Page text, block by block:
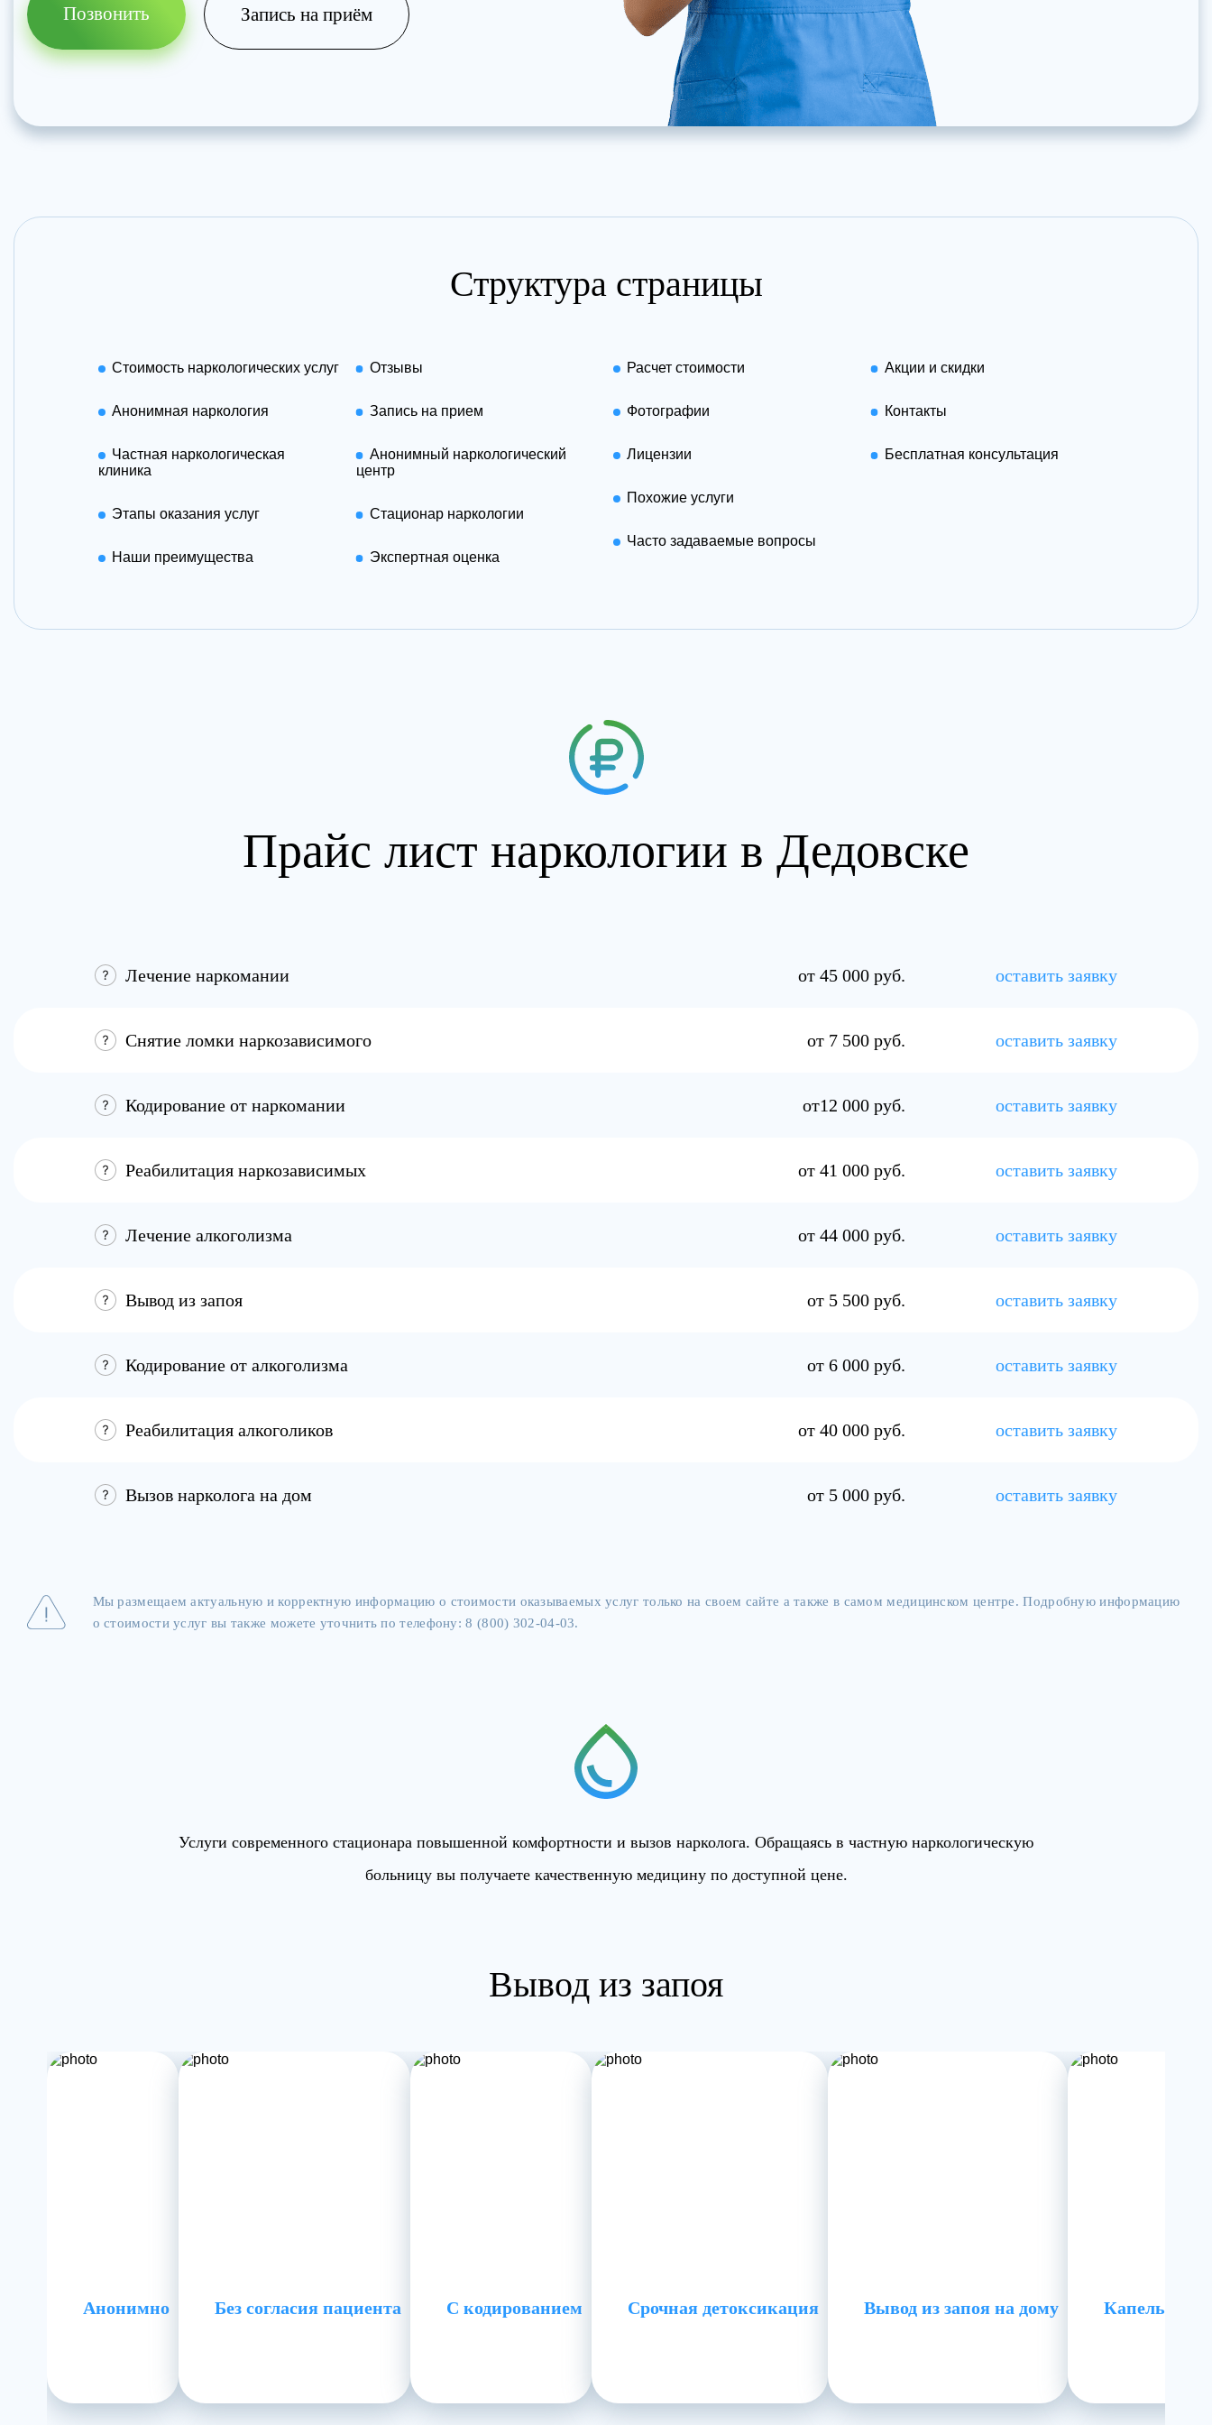
Позвонить Запись на приём
Структура страницы
Стоимость наркологических услуг
Анонимная наркология
Частная наркологическая
клиника
Этапы оказания услуг
Наши преимущества
Отзывы
Запись на прием
Анонимный наркологический
центр
Стационар наркологии
Экспертная оценка
Расчет стоимости
Фотографии
Лицензии
Похожие услуги
Часто задаваемые вопросы
Акции и скидки
Контакты
Бесплатная консультация
Прайс лист наркологии в Дедовске
Лечение наркомании от 45 000 руб. оставить заявку
Снятие ломки наркозависимого от 7 500 руб. оставить заявку
Кодирование от наркомании от12 000 руб. оставить заявку
Реабилитация наркозависимых от 41 000 руб. оставить заявку
Лечение алкоголизма от 44 000 руб. оставить заявку
Вывод из запоя от 5 500 руб. оставить заявку
Кодирование от алкоголизма от 6 000 руб. оставить заявку
Реабилитация алкоголиков от 40 000 руб. оставить заявку
Вызов нарколога на дом от 5 000 руб. оставить заявку
Мы размещаем актуальную и корректную информацию о стоимости оказываемых услуг только на своем сайте а также в самом медицинском центре. Подробную информацию
о стоимости услуг вы также можете уточнить по телефону: 8 (800) 302-04-03.
Услуги современного стационара повышенной комфортности и вызов нарколога. Обращаясь в частную наркологическую
больницу вы получаете качественную медицину по доступной цене.
Вывод из запоя
Анонимно Без согласия пациента С кодированием Срочная детоксикация Вывод из запоя на дому Капельница